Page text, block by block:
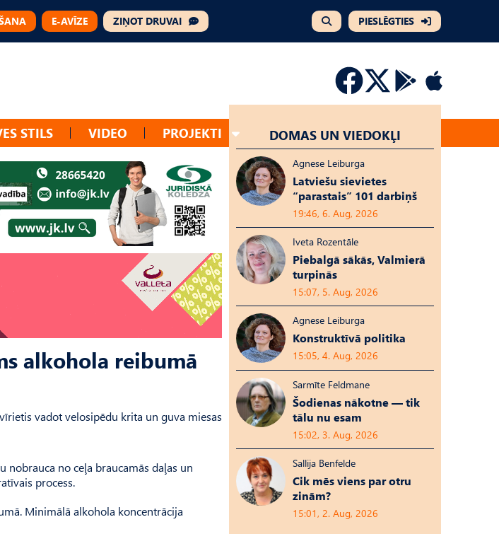
E-AVĪZE ZIŅOT DRUVAI PIESLĒGTIES
STILS VIDEO PROJEKTI
alkohola reibumā
vīrietis vadot velosipēdu krita un guva miesas
nobrauca no ceļa braucamās daļas un
process.
Minimālā alkohola koncentrācija
DOMAS UN VIEDOKĻI
Agnese Leiburga
Latviešu sievietes
“parastais” 101 darbiņš
19:46, 6. Aug, 2026
Iveta Rozentāle
Piebalgā sākās, Valmierā
turpinās
15:07, 5. Aug, 2026
Agnese Leiburga
Konstruktīvā politika
15:05, 4. Aug, 2026
Sarmīte Feldmane
Šodienas nākotne — tik
tālu nu esam
15:02, 3. Aug, 2026
Sallija Benfelde
Cik mēs viens par otru
zinām?
15:01, 2. Aug, 2026